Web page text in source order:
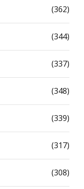
(362)
(344)
(337)
(348)
(339)
(317)
(308)